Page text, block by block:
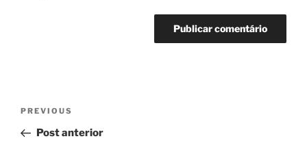
Navegação
Post
Previous
Post
PREVIOUS
Post anterior